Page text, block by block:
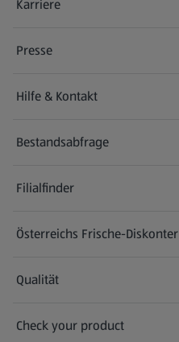
Karriere
(öffnet in einem neuen Tab)
Presse
Hilfe & Kontakt
(öffnet in einem neuen Tab)
Bestandsabfrage
(öffnet in einem neuen Tab)
Filialfinder
Österreichs Frische-Diskonter
Qualität
Check your product
(öffnet in einem neuen Tab)